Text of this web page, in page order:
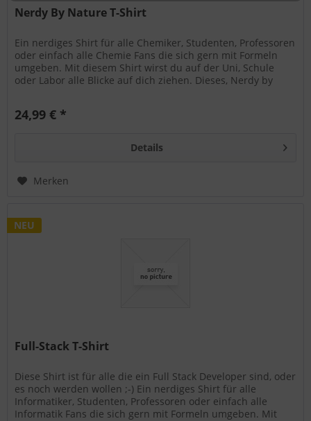
Nerdy By Nature T-Shirt
Ein nerdiges Shirt für alle Chemiker, Studenten, Professoren
oder einfach alle Chemie Fans die sich gern mit Formeln
umgeben. Mit diesem Shirt wirst du auf der Uni, Schule
oder Labor alle Blicke auf dich ziehen. Dieses, Nerdy by
24,99 € *
Details
Merken
NEU
Full-Stack T-Shirt
Diese Shirt ist für alle die ein Full Stack Developer sind, oder
es noch werden wollen ;-) Ein nerdiges Shirt für alle
Informatiker, Studenten, Professoren oder einfach alle
Informatik Fans die sich gern mit Formeln umgeben. Mit